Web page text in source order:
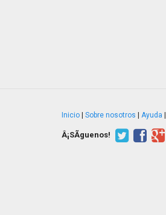
Inicio Sobre nosotros Ayuda
Â¡SÃ­guenos!